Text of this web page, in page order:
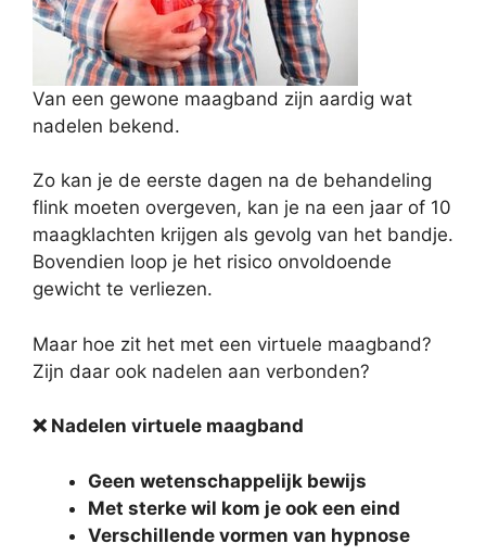
Van een gewone maagband zijn aardig wat
nadelen bekend.
Zo kan je de eerste dagen na de behandeling
flink moeten overgeven, kan je na een jaar of 10
maagklachten krijgen als gevolg van het bandje.
Bovendien loop je het risico onvoldoende
gewicht te verliezen.
Maar hoe zit het met een virtuele maagband?
Zijn daar ook nadelen aan verbonden?
❌ Nadelen virtuele maagband
Geen wetenschappelijk bewijs
Met sterke wil kom je ook een eind
Verschillende vormen van hypnose